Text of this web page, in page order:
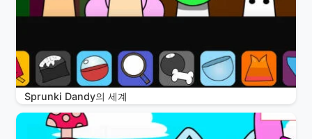
Sprunki Dandy의 세계